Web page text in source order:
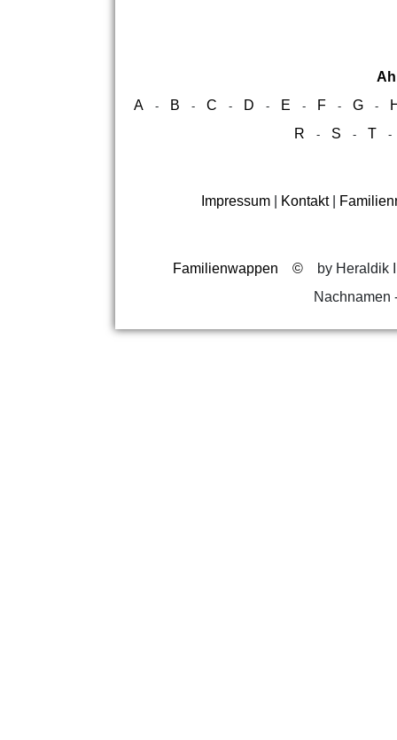
A
- B - C - D - E - F - G -
R
- S - T
Impressum| Kontakt|
Familienwappen © by Heraldik
Nachnamen